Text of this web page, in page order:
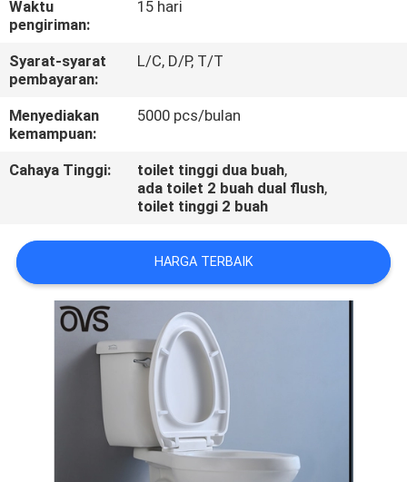
BERITA
KASUS
Waktu
pengiriman:
15 hari
Syarat-syarat
pembayaran:
L/C, D/P, T/T
Menyediakan
kemampuan:
5000 pcs/bulan
Cahaya Tinggi: toilet tinggi dua buah,
ada toilet 2 buah dual flush,
toilet tinggi 2 buah
HARGA TERBAIK